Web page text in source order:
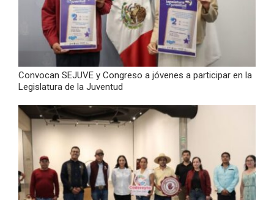
Convocan SEJUVE y Congreso a jóvenes a participar en la
Legislatura de la Juventud